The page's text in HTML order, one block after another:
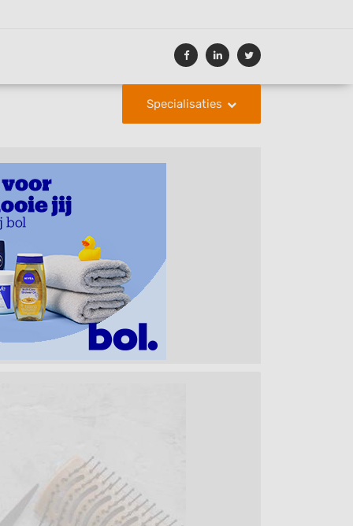
Specialisaties